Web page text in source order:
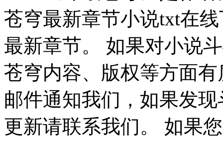
苍穹最新章节小说txt在
最新章节。 如果对小说
苍穹内容、版权等方面
邮件通知我们，如果发
更新请联系我们。 如果